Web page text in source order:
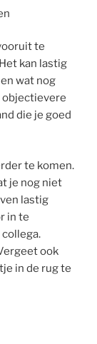
te
kan lastig
wat nog
objectievere
die je goed
te komen.
je nog niet
lastig
in te
ook
in de rug te